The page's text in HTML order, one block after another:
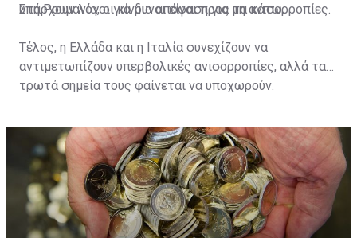
υπάρχουν λόγοι για μια απόφαση για μη ανισορροπίες.
Στη Ρουμανία, οι κίνδυνοι είναι προς τα κάτω.
Τέλος, η Ελλάδα και η Ιταλία συνεχίζουν να
αντιμετωπίζουν υπερβολικές ανισορροπίες, αλλά τα
τρωτά σημεία τους φαίνεται να υποχωρούν.